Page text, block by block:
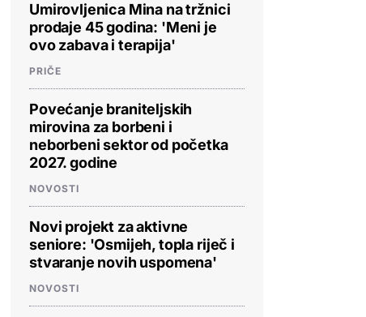
Umirovljenica Mina na tržnici
prodaje 45 godina: 'Meni je
ovo zabava i terapija'
PRIČE
Povećanje braniteljskih
mirovina za borbeni i
neborbeni sektor od početka
2027. godine
NOVOSTI
Novi projekt za aktivne
seniore: 'Osmijeh, topla riječ i
stvaranje novih uspomena'
NOVOSTI